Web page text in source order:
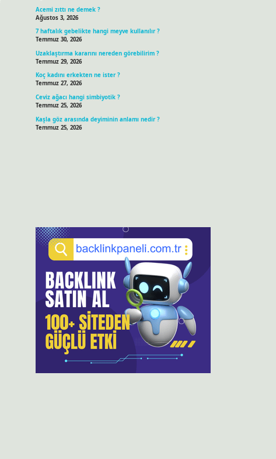
Acemi zıttı ne demek ?
Ağustos 3, 2026
7 haftalık gebelikte hangi meyve kullanılır ?
Temmuz 30, 2026
Uzaklaştırma kararını nereden görebilirim ?
Temmuz 29, 2026
Koç kadını erkekten ne ister ?
Temmuz 27, 2026
Ceviz ağacı hangi simbiyotik ?
Temmuz 25, 2026
Kaşla göz arasında deyiminin anlamı nedir ?
Temmuz 25, 2026